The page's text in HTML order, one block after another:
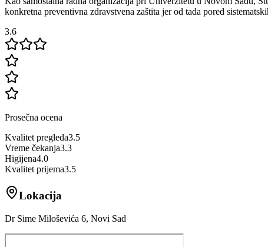
konkretna preventivna zdravstvena zaštita jer od tada pored
3.6
Prosečna ocena
Kvalitet pregleda3.5
Vreme čekanja3.3
Higijena4.0
Kvalitet prijema3.5
Lokacija
Dr Sime Miloševića 6, Novi Sad